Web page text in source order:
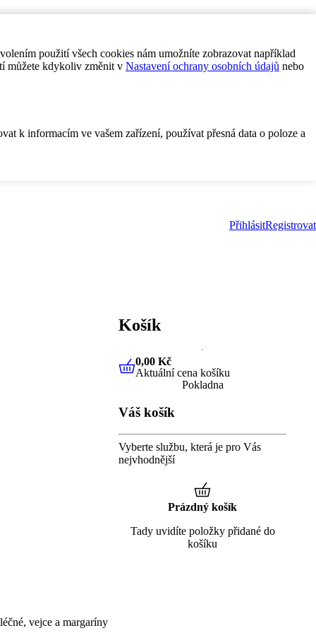
použití všech cookies nám umožníte zobrazovat například
můžete kdykoliv změnit v Nastavení ochrany osobních údajů nebo
k informacím ve vašem zařízení, používat přesná data o poloze a
PřihlásitRegistrovat
vejce a margaríny
Košík
0,00 KčAktuální cena košíku
0,00 Kč
Aktuální cena košíku
Pokladna
Váš košík
Vyberte službu, která je pro Vás
nejvhodnější
Prázdný košík
Tady uvidíte položky přidané do
košíku